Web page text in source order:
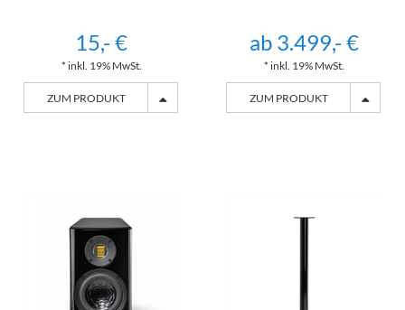
15,- €
* inkl. 19% MwSt.
ZUM PRODUKT
ab 3.499,- €
* inkl. 19% MwSt.
ZUM PRODUKT